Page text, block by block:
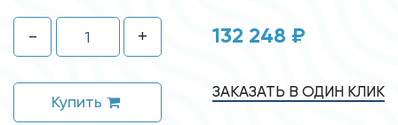
- +
Купить
132 248 ₽
ЗАКАЗАТЬ В ОДИН КЛИК